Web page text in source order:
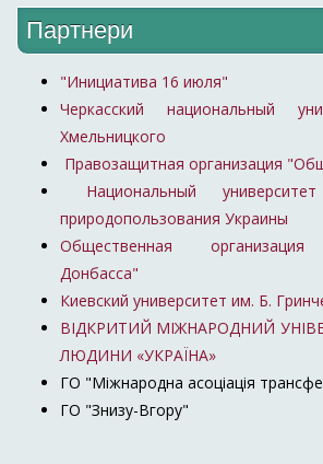
Партнери
"Инициатива 16 июля"
Черкасский национальный
Хмельницкого
Правозащитная организация
Национальный
природопользования Украины
Общественная организация
Донбасса"
Киевский университет им. Б.
ВІДКРИТИЙ МІЖНАРОДНИЙ
ЛЮДИНИ «УКРАЇНА»
ГО "Міжнародна асоціація
ГО "Знизу-Вгору"